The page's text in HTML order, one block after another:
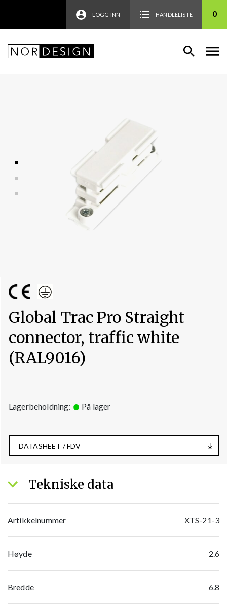
LOGG INN HANDLELISTE 0
Global Trac Pro Straight
connector, traffic white
(RAL9016)
Lagerbeholdning: På lager
DATASHEET / FDV
Tekniske data
Artikkelnummer XTS-21-3
Høyde 2.6
Bredde 6.8